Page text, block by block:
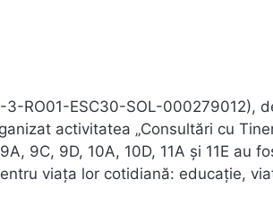
RO01-ESC30-SOL-000279012),
activitatea „Consultări cu
9C, 9D, 10A, 10D, 11A și 11E au
viața lor cotidiană: educație,